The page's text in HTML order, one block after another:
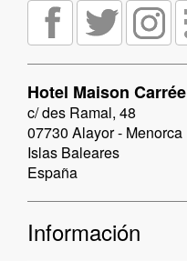
Hotel Maison Carrée
c/ des Ramal, 48
07730 Alayor - Menorca
Islas Baleares
España
Información